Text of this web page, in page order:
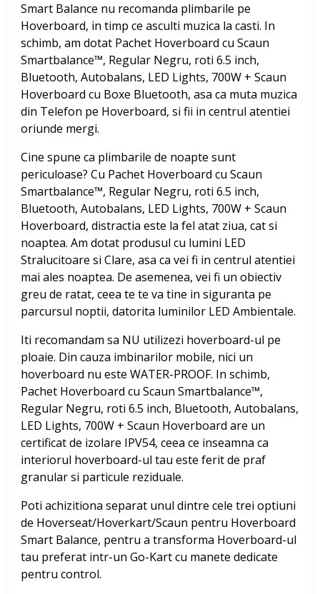
Smart Balance nu recomanda plimbarile pe
Hoverboard, in timp ce asculti muzica la casti. In
schimb, am dotat Pachet Hoverboard cu Scaun
Smartbalance™, Regular Negru, roti 6.5 inch,
Bluetooth, Autobalans, LED Lights, 700W + Scaun
Hoverboard cu Boxe Bluetooth, asa ca muta muzica
din Telefon pe Hoverboard, si fii in centrul atentiei
oriunde mergi.
Cine spune ca plimbarile de noapte sunt
periculoase? Cu Pachet Hoverboard cu Scaun
Smartbalance™, Regular Negru, roti 6.5 inch,
Bluetooth, Autobalans, LED Lights, 700W + Scaun
Hoverboard, distractia este la fel atat ziua, cat si
noaptea. Am dotat produsul cu lumini LED
Stralucitoare si Clare, asa ca vei fi in centrul atentiei
mai ales noaptea. De asemenea, vei fi un obiectiv
greu de ratat, ceea te te va tine in siguranta pe
parcursul noptii, datorita luminilor LED Ambientale.
Iti recomandam sa NU utilizezi hoverboard-ul pe
ploaie. Din cauza imbinarilor mobile, nici un
hoverboard nu este WATER-PROOF. In schimb,
Pachet Hoverboard cu Scaun Smartbalance™,
Regular Negru, roti 6.5 inch, Bluetooth, Autobalans,
LED Lights, 700W + Scaun Hoverboard are un
certificat de izolare IPV54, ceea ce inseamna ca
interiorul hoverboard-ul tau este ferit de praf
granular si particule reziduale.
Poti achizitiona separat unul dintre cele trei optiuni
de Hoverseat/Hoverkart/Scaun pentru Hoverboard
Smart Balance, pentru a transforma Hoverboard-ul
tau preferat intr-un Go-Kart cu manete dedicate
pentru control.